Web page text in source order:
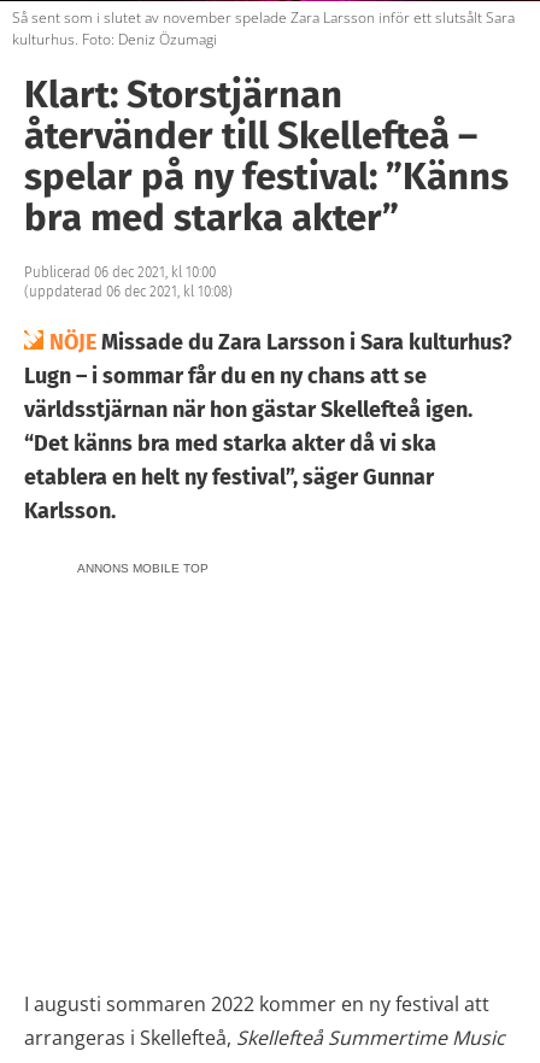
Så sent som i slutet av november spelade Zara Larsson inför ett slutsålt Sara
kulturhus. Foto: Deniz Özumagi
Klart: Storstjärnan
återvänder till Skellefteå –
spelar på ny festival: ”Känns
bra med starka akter”
Publicerad 06 dec 2021, kl 10:00
(uppdaterad 06 dec 2021, kl 10:08)
NÖJEMissade du Zara Larsson i Sara kulturhus?
Lugn – i sommar får du en ny chans att se
världsstjärnan när hon gästar Skellefteå igen.
“Det känns bra med starka akter då vi ska
etablera en helt ny festival”, säger Gunnar
Karlsson.
ANNONS MOBILE TOP
I augusti sommaren 2022 kommer en ny festival att
arrangeras i Skellefteå, Skellefteå Summertime Music